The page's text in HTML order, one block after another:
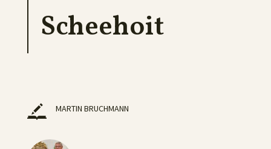
Scheehoit
MARTIN BRUCHMANN